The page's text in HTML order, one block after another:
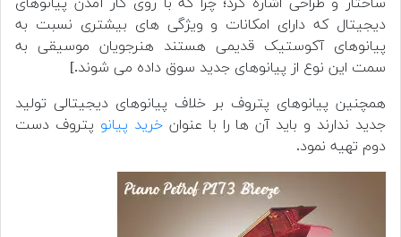
دیجیتال که دارای امکانات و ویژگی های بیشتری نسبت به
پیانوهای آکوستیک قدیمی هستند هنرجویان موسیقی به
سمت این نوع از پیانوهای جدید سوق داده می شوند.]
همچنین پیانوهای پتروف بر خلاف پیانوهای دیجیتالی تولید
جدید ندارند و باید آن ها را با عنوانخرید پیانو پتروف دست
دوم تهیه نمود.